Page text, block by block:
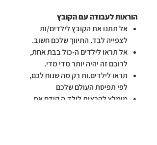
הוראות לעבודה עם הקובץ
אל תתנו את הקובץ לילדים/ות
לצפייה לבד. התיווך שלכם חשוב.
אל תראו לילדים ה-כול בבת אחת,
לרובם זה יהיה יותר מדי מדי.
תראו לילדים.ות רק מה שנוח לכם,
לפי תפיסת העולם שלכם
מומלץ להראות לילד.ה קודם את